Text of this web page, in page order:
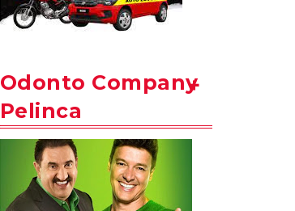
Odonto Company
Pelinca